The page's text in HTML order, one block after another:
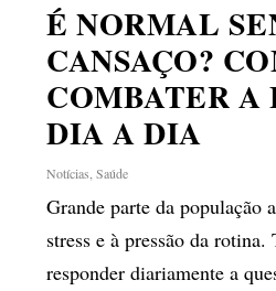
É NORMAL
CANSAÇO?
COMBATER A
DIA A DIA
Notícias ,Saúde
Grande parte da população
stress e à pressão da rotina.
responder diariamente a